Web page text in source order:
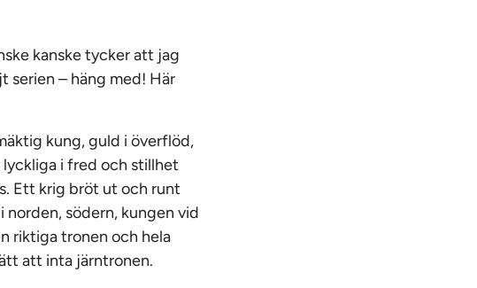
kanske tycker att jag
serien – häng med! Här
kung, guld i överflöd,
lyckliga i fred och stillhet
Ett krig bröt ut och runt
norden, södern, kungen vid
riktiga tronen och hela
att inta järntronen.